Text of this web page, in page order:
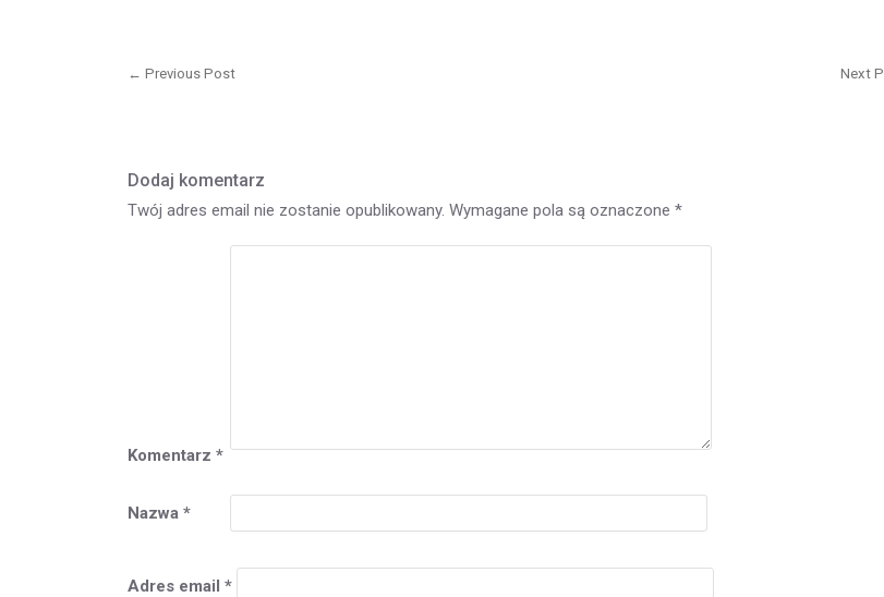
wpisu
← Previous Post Next
Dodaj komentarz
Twój adres email nie zostanie opublikowany. Wymagane pola są oznaczone *
Komentarz *
Nazwa *
Adres email *